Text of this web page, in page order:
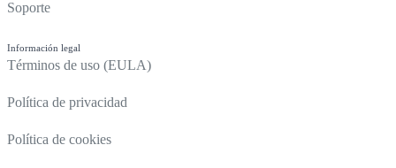
Soporte
Información legal
Términos de uso (EULA)
Política de privacidad
Política de cookies